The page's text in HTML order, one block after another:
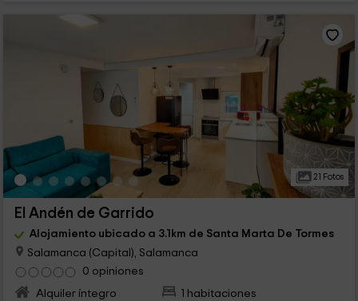
21 Fotos
El Andén de Garrido
Alojamiento ubicado a 3.1km de Santa Marta De Tormes
Salamanca (Capital), Salamanca
0 opiniones
Alquiler íntegro
1 habitaciones